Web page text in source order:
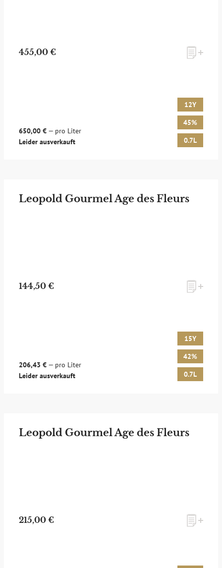
455,00 €
650,00 € — pro Liter
Leider ausverkauft
12Y
45%
0.7L
Leopold Gourmel Age des Fleurs
144,50 €
206,43 € — pro Liter
Leider ausverkauft
15Y
42%
0.7L
Leopold Gourmel Age des Fleurs
215,00 €